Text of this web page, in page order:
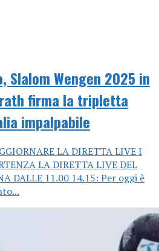
Slalom Wengen 2025 in
firma la tripletta
impalpabile
LA DIRETTA LIVE I
LA DIRETTA LIVE DEL
DALLE 11.00 14.15: Per oggi è